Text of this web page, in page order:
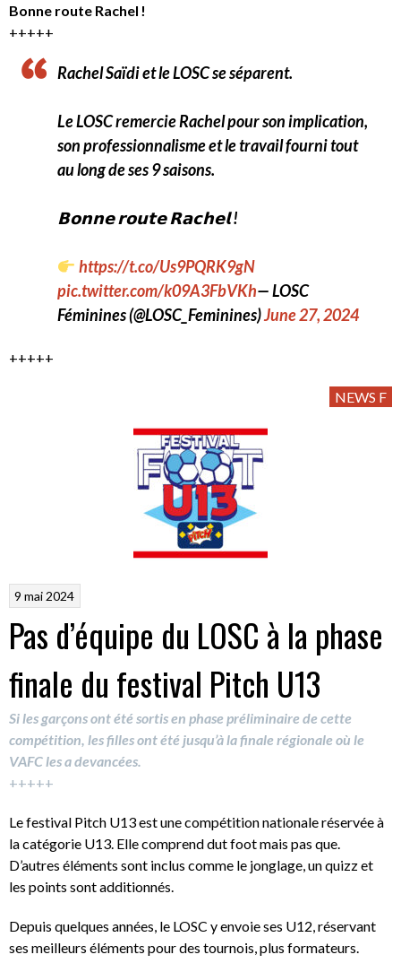
Bonne route Rachel !
+++++
Rachel Saïdi et le LOSC se séparent.
Le LOSC remercie Rachel pour son implication,
son professionnalisme et le travail fourni tout
au long de ses 9 saisons.
𝗕𝗼𝗻𝗻𝗲 𝗿𝗼𝘂𝘁𝗲 𝗥𝗮𝗰𝗵𝗲𝗹 !
https://t.co/Us9PQRK9gN
pic.twitter.com/k09A3FbVKh— LOSC
Féminines (@LOSC_Feminines)June 27, 2024
+++++
NEWS F
9 mai 2024
Pas d’équipe du LOSC à la phase
finale du festival Pitch U13
Si les garçons ont été sortis en phase préliminaire de cette
compétition, les filles ont été jusqu’à la finale régionale où le
VAFC les a devancées.
+++++
Le festival Pitch U13 est une compétition nationale réservée à
la catégorie U13. Elle comprend dut foot mais pas que.
D’autres éléments sont inclus comme le jonglage, un quizz et
les points sont additionnés.
Depuis quelques années, le LOSC y envoie ses U12, réservant
ses meilleurs éléments pour des tournois, plus formateurs.